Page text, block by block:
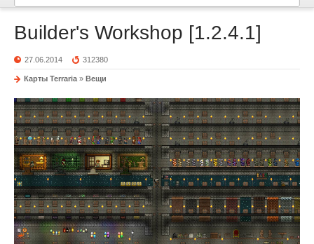
Builder's Workshop [1.2.4.1]
27.06.2014 312380
Карты Terraria » Вещи